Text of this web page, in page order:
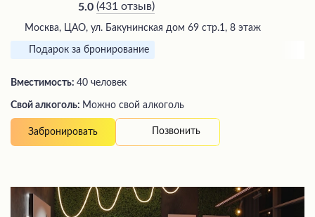
5.0 (431 отзыв)
Москва, ЦАО, ул. Бакунинская дом 69 стр.1, 8 этаж
Подарок за бронирование
Вместимость: 40 человек
Свой алкоголь: Можно свой алкоголь
Забронировать Позвонить